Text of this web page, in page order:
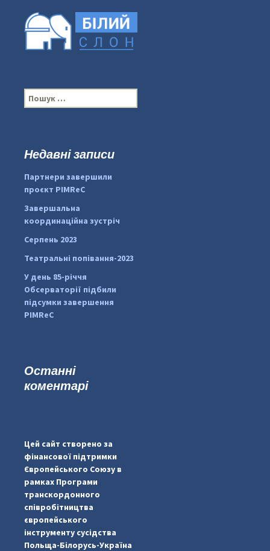
#PipIvanToday
pimrec_project
П
о
:Недавні записи
Партнери завершили
проєкт PIMReC
Завершальна
координаційна зустріч
Серпень 2023
Театральні попівання-2023
У день 85-річчя
Обсерваторії підбили
підсумки завершення
PIMReC
Останні
коментарі
Цей сайт створено за
фінансової підтримки
Європейського Союзу в
рамках Програми
транскордонного
співробітництва
європейського
інструменту сусідства
Польща-Білорусь-Україна